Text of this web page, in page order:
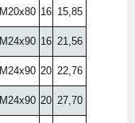
М20x80 16 15,85
М24x90 16 21,56
М24x90 20 22,76
М24x90 20 27,70